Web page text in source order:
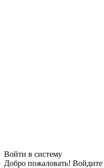
Войти в систему
Добро пожаловать!